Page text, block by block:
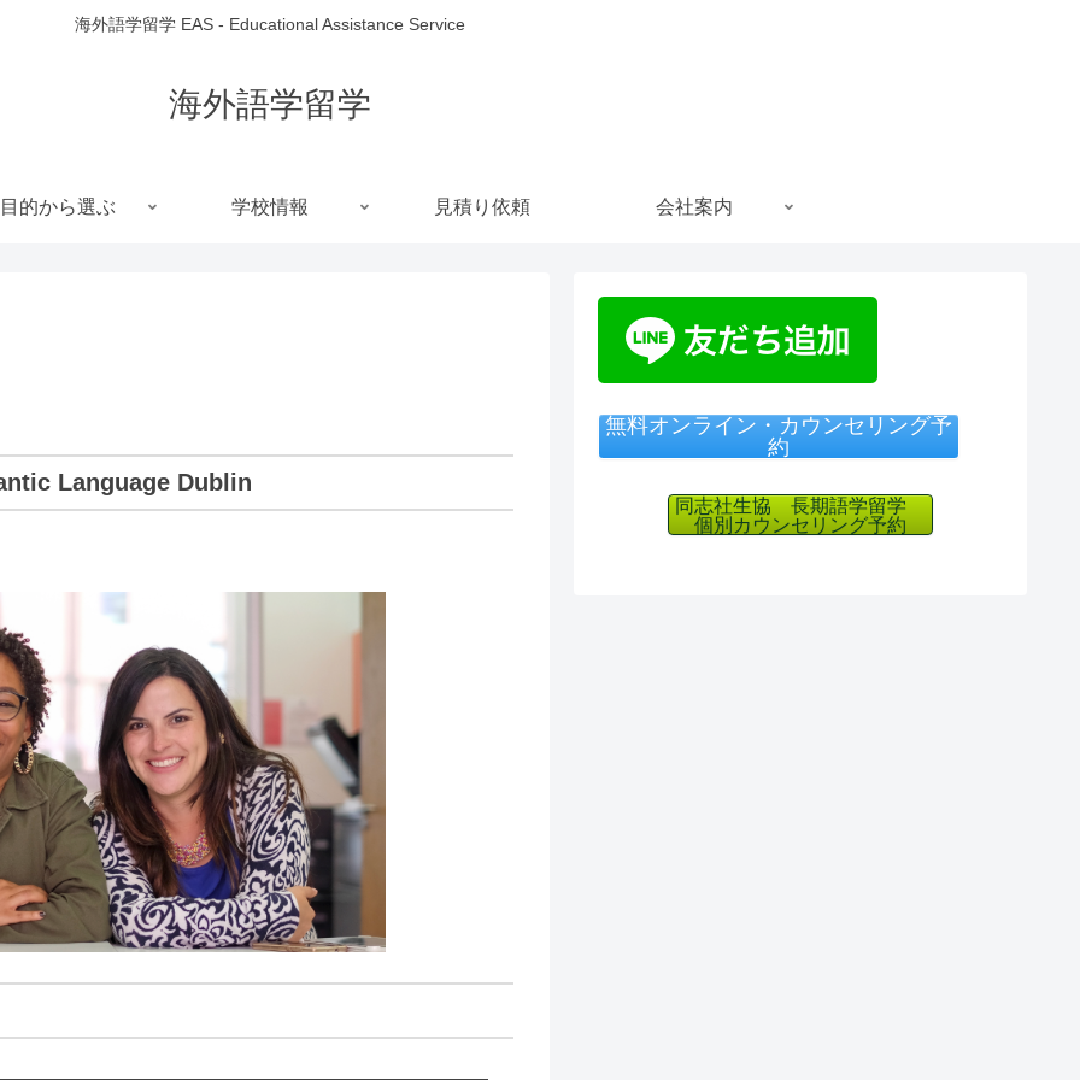
海外語学留学 EAS - Educational Assistance Service
海外語学留学
目的から選ぶ 学校情報 見積り依頼 会社案内
Language Dublin
無料オンライン・カウンセリング予
約
同志社生協 長期語学留学
個別カウンセリング予約